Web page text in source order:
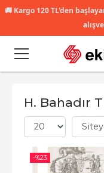
🚚 Kargo 120 TL'den
H. Bahadır
-%23